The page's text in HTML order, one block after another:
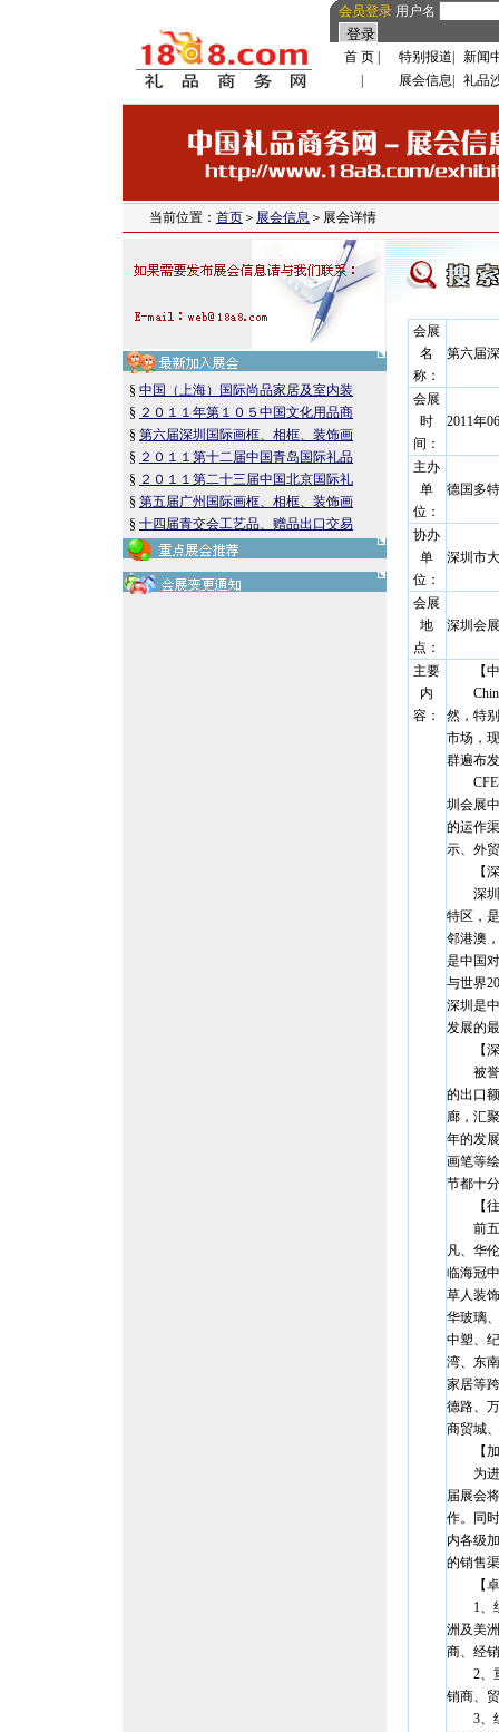
会员登录 用户名
首 页 特别报道
新闻
展会信息 礼品
当前位置： 首页 ＞ 展会信息 ＞展会详情
§ 中国（上海）国际尚品家居及室内装
§ ２０１１年第１０５中国文化用品商
§ 第六届深圳国际画框、相框、装饰画
§ ２０１１第十二届中国青岛国际礼品
§ ２０１１第二十三届中国北京国际礼
§ 第五届广州国际画框、相框、装饰画
§ 十四届青交会工艺品、赠品出口交易
会展
名
称：
第六届
会展
时
间：
2011年
主办
单
位：
德国多
协办
单
位：
深圳市
会展
地
点：
深圳会
主要
内
容：
【中
China
然，特
市场，
群遍布
CFE不
圳会展
的运作
示、外
【深
深圳是
特区，
邻港澳
是中国
与世界
深圳是
发展的
【深
被誉为
的出口
廊，汇
年的发
画笔等
节都十
【往
前五届
凡、华
临海冠
草人装
华玻璃
中塑、
湾、东
家居等
德路、
商贸城
【加
为进一
届展会
作。同
内各级
的销售
【卓
1、组
洲及美
商、经
2、重
销商、
3、组